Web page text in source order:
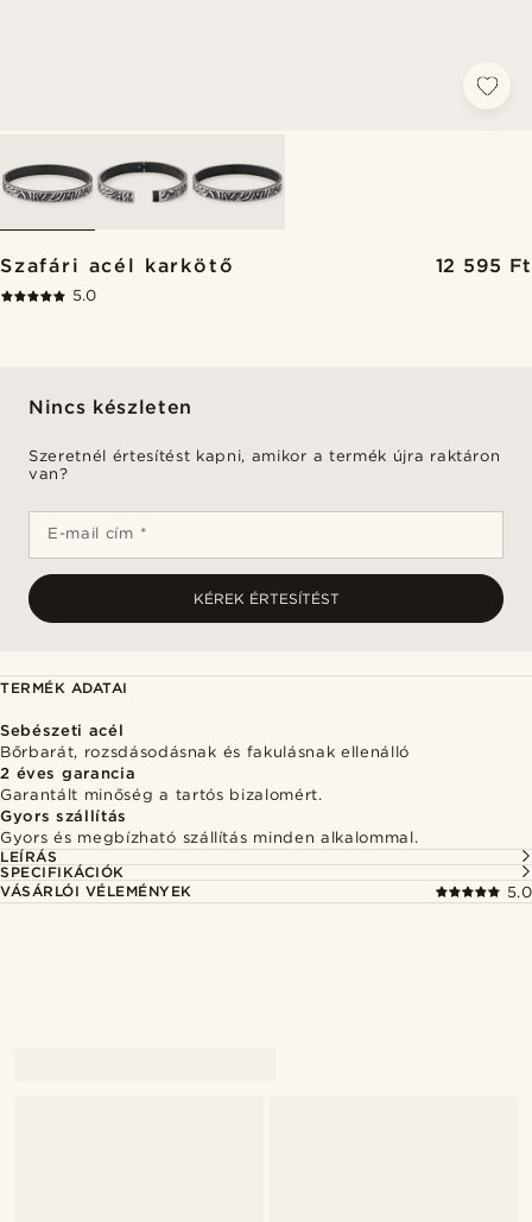
Szafári acél karkötő 12 595 Ft
5.0
Nincs készleten
Szeretnél értesítést kapni, amikor a termék újra raktáron
van?
E-mail cím *
KÉREK ÉRTESÍTÉST
TERMÉK ADATAI
Sebészeti acél
Bőrbarát, rozsdásodásnak és fakulásnak ellenálló
2 éves garancia
Garantált minőség a tartós bizalomért.
Gyors szállítás
Gyors és megbízható szállítás minden alkalommal.
LEÍRÁS
SPECIFIKÁCIÓK
VÁSÁRLÓI VÉLEMÉNYEK
5.0